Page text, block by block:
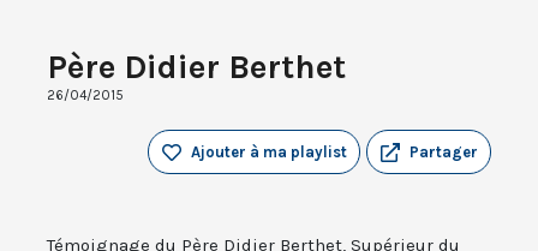
Père Didier Berthet
26/04/2015
Partager
Ajouter à ma playlist
Témoignage du Père Didier Berthet, Supérieur du